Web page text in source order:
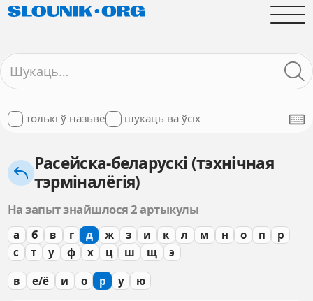
толькі ў назьве шукаць ва ўсіх
Расейска-беларускі (тэхнічная
тэрміналёгія)
На запыт знайшлося 2 артыкулы
а б в г д ж з и к л м н о п
р
с
т у ф х ц ш щ э
в е/ё и о р у ю